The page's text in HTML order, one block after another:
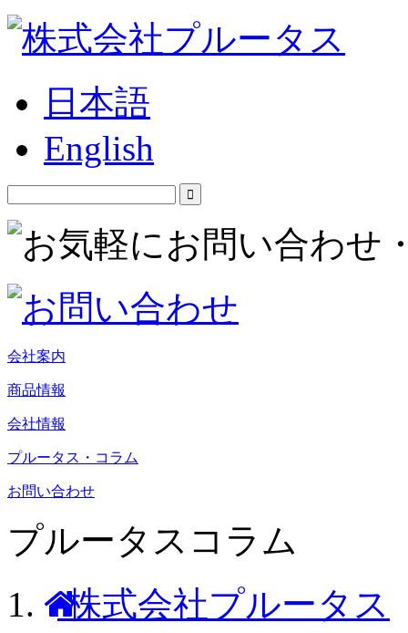
日本語
English
会社案内
商品情報
会社情報
プルータス・コラム
お問い合わせ
プルータスコラム
株式会社プルータス